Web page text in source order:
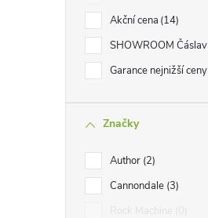
Akční cena 14
SHOWROOM Čáslav
Garance nejnižší ceny
Značky
Author 2
Cannondale 3